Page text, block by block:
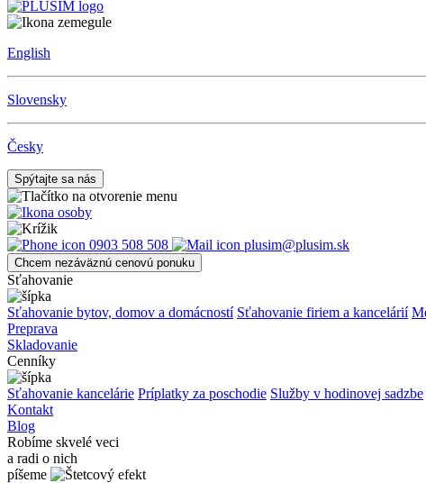
English
Slovensky
Česky
Spýtajte sa nás
0903 508 508 plusim@plusim.sk
Chcem nezáväznú cenovú ponuku
Sťahovanie
Sťahovanie bytov, domov a domácností Sťahovanie firiem a kancelárií
Preprava
Skladovanie
Cenníky
Sťahovanie kancelárie Príplatky za poschodie Služby v hodinovej sadzbe
Kontakt
Blog
Robíme skvelé veci
a radi o nich
píšeme